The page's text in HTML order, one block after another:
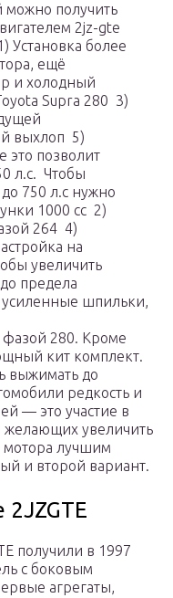
можно получить
2jz-gte
Установка более
ещё
и холодный
Supra 280 3)
выхлоп 5)
это позволит
л.с. Чтобы
750 л.с нужно
1000 сс 2)
264 4)
на
увеличить
предела
шпильки,
280. Кроме
кит комплект.
выжимать до
редкость и
— это участие в
желающих увеличить
мотора лучшим
и второй вариант.
получили в 1997
с боковым
агрегаты,